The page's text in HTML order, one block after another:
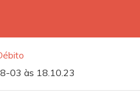
03 às 18.10.23